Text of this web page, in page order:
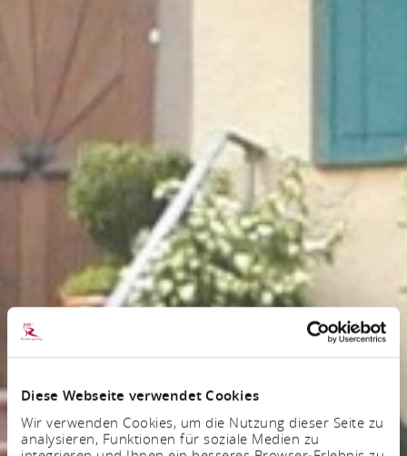
Diese Webseite verwendet Cookies
Wir verwenden Cookies, um die Nutzung dieser Seite zu
analysieren, Funktionen für soziale Medien zu